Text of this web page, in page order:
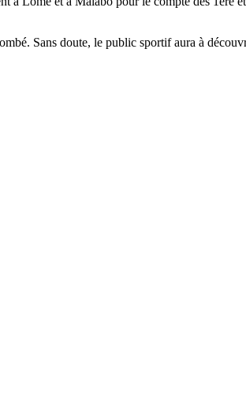
Sans doute, le public sportif aura à